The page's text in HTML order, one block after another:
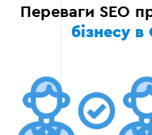
Переваги SEO
бізнесу